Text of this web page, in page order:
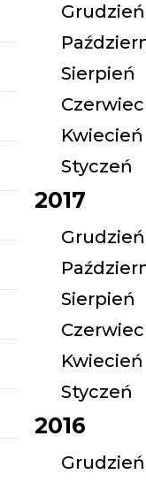
Grudzień
Sierpień
Czerwiec
Kwiecień
Styczeń
2017
Grudzień
Sierpień
Czerwiec
Kwiecień
Styczeń
2016
Grudzień